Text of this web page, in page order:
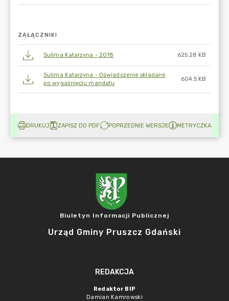
ZAŁĄCZNIKI
Sulima Katarzyna - 2018 625.28 KB
Sulima Katarzyna - Oświadczenie składane
po wygaśnięciu mandatu
604.5 KB
DRUKUJ ZAPISZ DO PDF POPRZEDNIE WERSJE METRYCZKA
Biuletyn Informacji Publicznej
Urząd Gminy Pruszcz Gdański
REDAKCJA
Redaktor BIP
Damian Kamrowski